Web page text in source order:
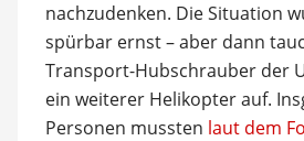
nachzudenken. Die Situation
spürbar ernst – aber dann
Transport-Hubschrauber der
ein weiterer Helikopter auf.
Personen mussten laut dem